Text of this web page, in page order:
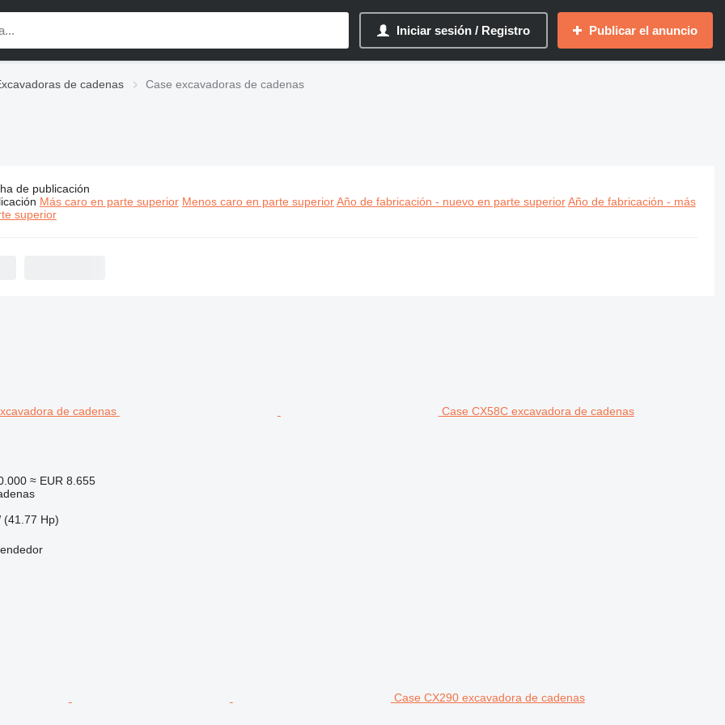
Iniciar sesión / Registro Publicar el anuncio
de cadenas Case excavadoras de cadenas
Case excavadoras de cadenas
de publicación
Más caro en parte superior Menos caro en parte superior Año de fabricación - nuevo en parte superior Año de fabricación - más
superior
Case CX58C excavadora de cadenas
≈ EUR 8.655
(41.77 Hp)
Case CX290 excavadora de cadenas